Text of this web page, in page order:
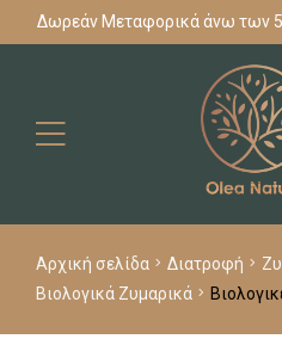
Δωρεάν Μεταφορικά άνω των
Αρχική σελίδα Διατροφή
Βιολογικά Ζυμαρικά